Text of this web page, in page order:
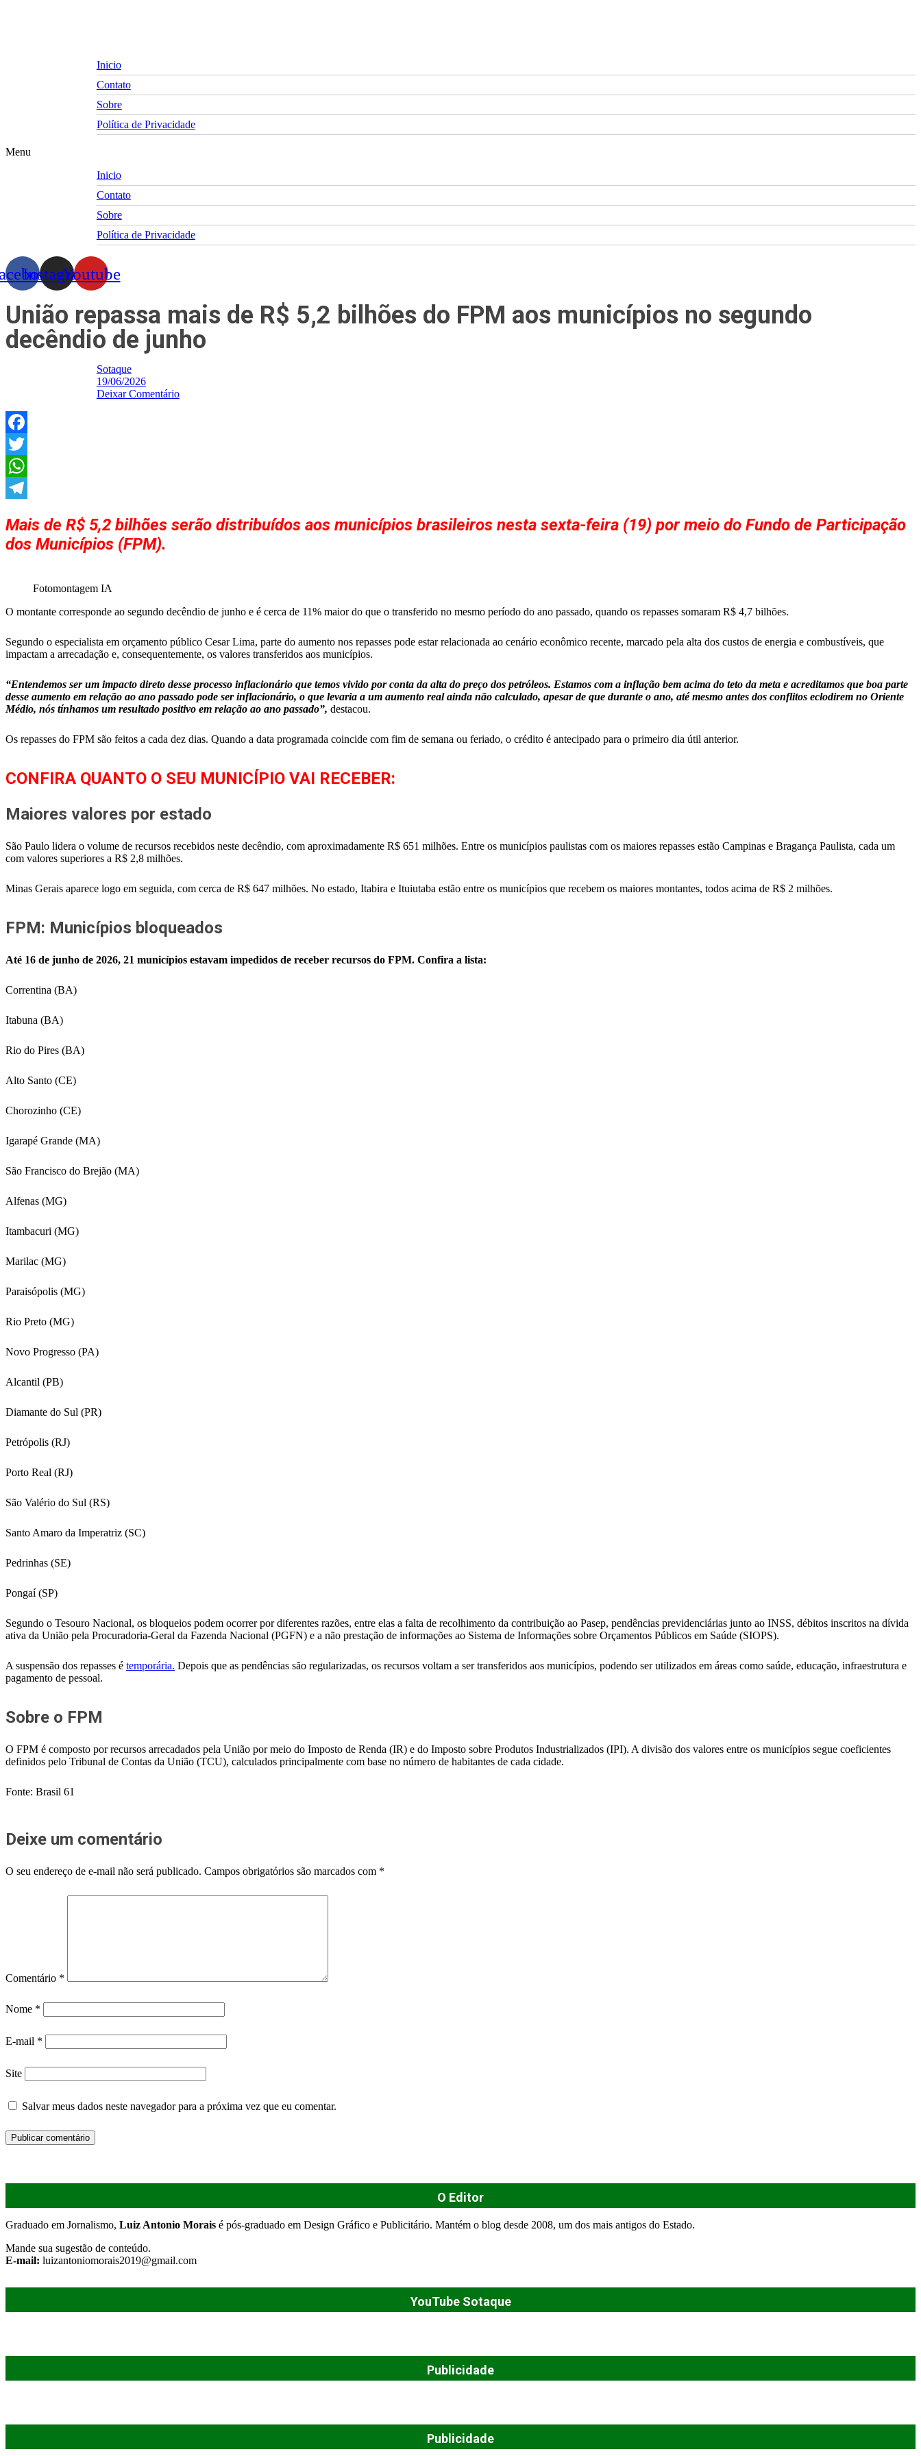
Inicio
Contato
Sobre
Política de Privacidade
Menu
Inicio
Contato
Sobre
Política de Privacidade
InstagramYoutube
União repassa mais de R$ 5,2 bilhões do FPM aos municípios no segundo
decêndio de junho
Sotaque
19/06/2026
Deixar Comentário
Facebook
Twitter
WhatsApp
Mais de R$ 5,2 bilhões serão distribuídos aos municípios brasileiros nesta sexta-feira (19) por meio do Fundo de Participação
dos Municípios (FPM).
Fotomontagem IA
O montante corresponde ao segundo decêndio de junho e é cerca de 11% maior do que o transferido no mesmo período do ano passado, quando os repasses somaram R$ 4,7 bilhões.
Segundo o especialista em orçamento público Cesar Lima, parte do aumento nos repasses pode estar relacionada ao cenário econômico recente, marcado pela alta dos custos de energia e combustíveis, que
impactam a arrecadação e, consequentemente, os valores transferidos aos municípios.
“Entendemos ser um impacto direto desse processo inflacionário que temos vivido por conta da alta do preço dos petróleos. Estamos com a inflação bem acima do teto da meta e acreditamos que boa parte
desse aumento em relação ao ano passado pode ser inflacionário, o que levaria a um aumento real ainda não calculado, apesar de que durante o ano, até mesmo antes dos conflitos eclodirem no Oriente
Médio, nós tínhamos um resultado positivo em relação ao ano passado”, destacou.
Os repasses do FPM são feitos a cada dez dias. Quando a data programada coincide com fim de semana ou feriado, o crédito é antecipado para o primeiro dia útil anterior.
CONFIRA QUANTO O SEU MUNICÍPIO VAI RECEBER:
Maiores valores por estado
São Paulo lidera o volume de recursos recebidos neste decêndio, com aproximadamente R$ 651 milhões. Entre os municípios paulistas com os maiores repasses estão Campinas e Bragança Paulista, cada um
com valores superiores a R$ 2,8 milhões.
Minas Gerais aparece logo em seguida, com cerca de R$ 647 milhões. No estado, Itabira e Ituiutaba estão entre os municípios que recebem os maiores montantes, todos acima de R$ 2 milhões.
FPM: Municípios bloqueados
Até 16 de junho de 2026, 21 municípios estavam impedidos de receber recursos do FPM. Confira a lista:
Correntina (BA)
Itabuna (BA)
Rio do Pires (BA)
Alto Santo (CE)
Chorozinho (CE)
Igarapé Grande (MA)
São Francisco do Brejão (MA)
Alfenas (MG)
Itambacuri (MG)
Marilac (MG)
Paraisópolis (MG)
Rio Preto (MG)
Novo Progresso (PA)
Alcantil (PB)
Diamante do Sul (PR)
Petrópolis (RJ)
Porto Real (RJ)
São Valério do Sul (RS)
Santo Amaro da Imperatriz (SC)
Pedrinhas (SE)
Pongaí (SP)
Segundo o Tesouro Nacional, os bloqueios podem ocorrer por diferentes razões, entre elas a falta de recolhimento da contribuição ao Pasep, pendências previdenciárias junto ao INSS, débitos inscritos na dívida
ativa da União pela Procuradoria-Geral da Fazenda Nacional (PGFN) e a não prestação de informações ao Sistema de Informações sobre Orçamentos Públicos em Saúde (SIOPS).
A suspensão dos repasses é temporária. Depois que as pendências são regularizadas, os recursos voltam a ser transferidos aos municípios, podendo ser utilizados em áreas como saúde, educação, infraestrutura e
pagamento de pessoal.
Sobre o FPM
O FPM é composto por recursos arrecadados pela União por meio do Imposto de Renda (IR) e do Imposto sobre Produtos Industrializados (IPI). A divisão dos valores entre os municípios segue coeficientes
definidos pelo Tribunal de Contas da União (TCU), calculados principalmente com base no número de habitantes de cada cidade.
Fonte: Brasil 61
Deixe um comentário
O seu endereço de e-mail não será publicado. Campos obrigatórios são marcados com *
Comentário *
Nome *
E-mail *
Site
Salvar meus dados neste navegador para a próxima vez que eu comentar.
O Editor
Graduado em Jornalismo, Luiz Antonio Morais é pós-graduado em Design Gráfico e Publicitário. Mantém o blog desde 2008, um dos mais antigos do Estado.
Mande sua sugestão de conteúdo.
E-mail: luizantoniomorais2019@gmail.com
YouTube Sotaque
Publicidade
Publicidade